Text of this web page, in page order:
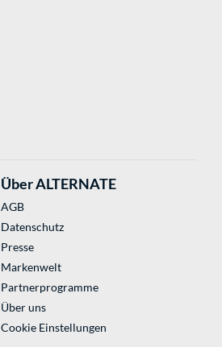
Über ALTERNATE
AGB
Datenschutz
Presse
Markenwelt
Partnerprogramme
Über uns
Cookie Einstellungen